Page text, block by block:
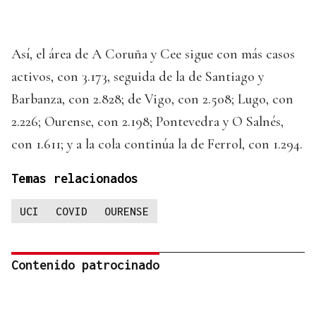
Así, el área de A Coruña y Cee sigue con más casos
activos, con 3.173, seguida de la de Santiago y
Barbanza, con 2.828; de Vigo, con 2.508; Lugo, con
2.226; Ourense, con 2.198; Pontevedra y O Salnés,
con 1.611; y a la cola continúa la de Ferrol, con 1.294.
Temas relacionados
UCI COVID OURENSE
Contenido patrocinado